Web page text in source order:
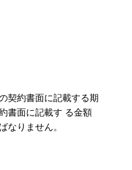
契約書面に記載する期
書面に記載す る金額
なりません。